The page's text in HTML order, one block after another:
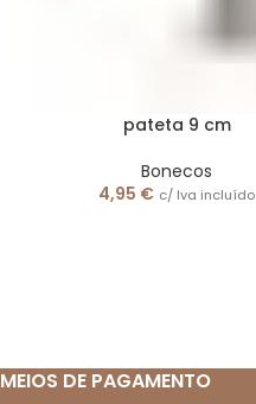
pateta 9 cm
Bonecos
4,95 € c/ Iva incluído
MEIOS DE PAGAMENTO